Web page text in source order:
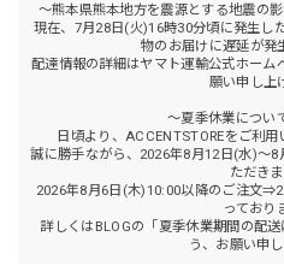
～熊本県熊本地方を震源とする地震の
現在、7月28日(火)16時30分頃に発生し
物のお届けに遅延が発
配達情報の詳細はヤマト運輸公式ホー
願い申し上
～夏季休業につい
日頃より、ACCENTSTOREをご利用
誠に勝手ながら、2026年8月12日(水)～
ただきま
2026年8月6日(木)10:00以降のご注文
っており
詳しくはBLOGの「夏季休業期間の配
う、お願い申し